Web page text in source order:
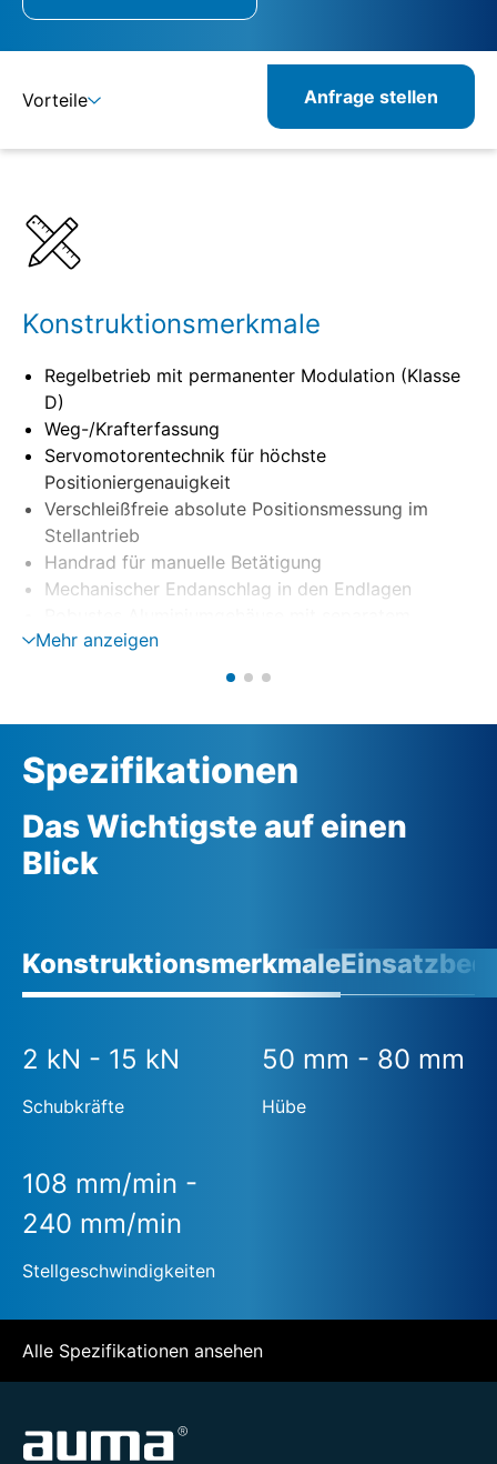
Vorteile Anfrage stellen
Konstruktionsmerkmale
Regelbetrieb mit permanenter Modulation (Klasse
D)
Weg-/Krafterfassung
Servomotorentechnik für höchste
Positioniergenauigkeit
Verschleißfreie absolute Positionsmessung im
Stellantrieb
Handrad für manuelle Betätigung
Mechanischer Endanschlag in den Endlagen
elektrischen Anschlussraum
Mehr anzeigen
Spezifikationen
Das Wichtigste auf einen
Blick
Konstruktionsmerkmale
2 kN - 15 kN
Schubkräfte
50 mm - 80 mm
Hübe
108 mm/min -
240 mm/min
Stellgeschwindigkeiten
Alle Spezifikationen ansehen